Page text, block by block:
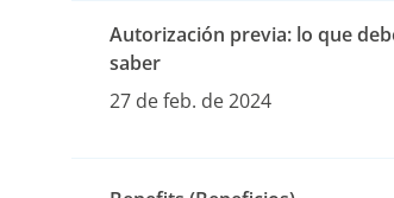
Autorización previa: lo que
saber
27 de feb. de 2024